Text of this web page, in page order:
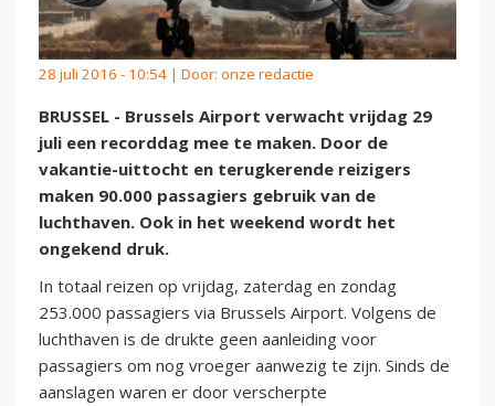
28 juli 2016 - 10:54 | Door: onze redactie
BRUSSEL - Brussels Airport verwacht vrijdag 29
juli een recorddag mee te maken. Door de
vakantie-uittocht en terugkerende reizigers
maken 90.000 passagiers gebruik van de
luchthaven. Ook in het weekend wordt het
ongekend druk.
In totaal reizen op vrijdag, zaterdag en zondag
253.000 passagiers via Brussels Airport. Volgens de
luchthaven is de drukte geen aanleiding voor
passagiers om nog vroeger aanwezig te zijn. Sinds de
aanslagen waren er door verscherpte